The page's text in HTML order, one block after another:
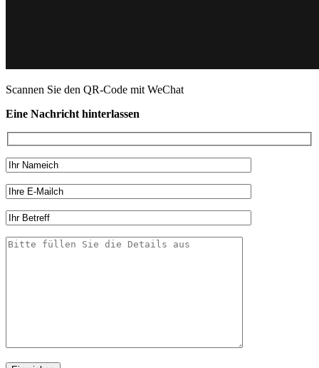
Scannen Sie den QR-Code mit WeChat
Eine Nachricht hinterlassen